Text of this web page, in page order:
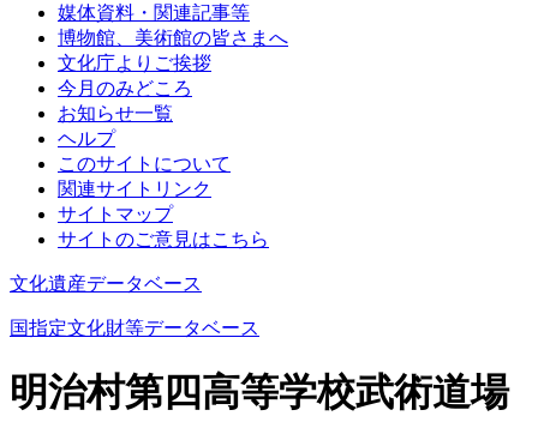
媒体資料・関連記事等
博物館、美術館の皆さまへ
文化庁よりご挨拶
今月のみどころ
お知らせ一覧
ヘルプ
このサイトについて
関連サイトリンク
サイトマップ
サイトのご意見はこちら
文化遺産データベース
国指定文化財等データベース
明治村第四高等学校武術道場